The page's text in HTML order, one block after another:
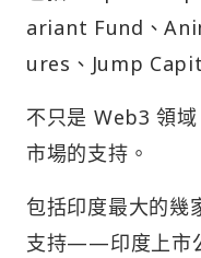
ariant Fund、
ures、Jump
不只是 Web3 領
市場的支持。
包括印度最大的幾
支持——印度上市